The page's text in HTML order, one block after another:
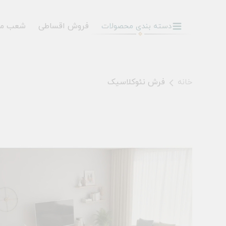
دسته بندی محصولات فروش اقساطی شعب
خانه فرش نئوکلاسیک